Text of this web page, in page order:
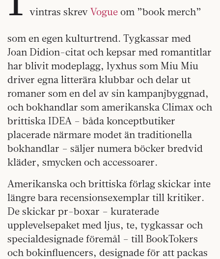
vintras skrevVogue om ”book merch”
som en egen kulturtrend. Tygkassar med
Joan Didion-citat och kepsar med romantitlar
har blivit modeplagg, lyxhus som Miu Miu
driver egna litterära klubbar och delar ut
romaner som en del av sin kampanjbyggnad,
och bokhandlar som amerikanska Climax och
brittiska IDEA – båda konceptbutiker
placerade närmare modet än traditionella
bokhandlar – säljer numera böcker bredvid
kläder, smycken och accessoarer.
Amerikanska och brittiska förlag skickar inte
längre bara recensionsexemplar till kritiker.
De skickar pr-boxar – kuraterade
upplevelsepaket med ljus, te, tygkassar och
specialdesignade föremål – till BookTokers
och bokinfluencers, designade för att packas